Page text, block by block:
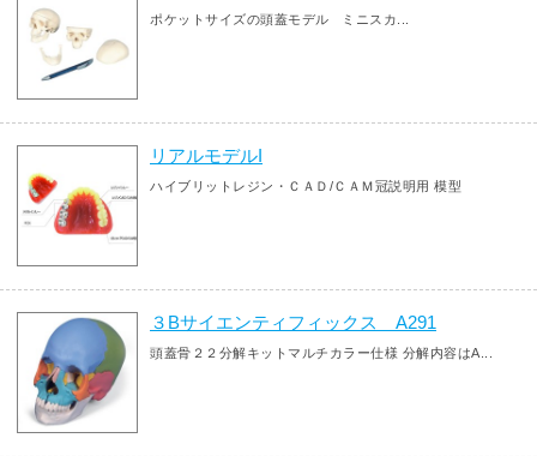
ポケットサイズの頭蓋モデル ミニスカ...
リアルモデルI
ハイブリットレジン・ＣＡＤ/ＣＡＭ冠説明用 模型
３Bサイエンティフィックス A291
頭蓋骨２２分解キットマルチカラー仕様 分解内容はA...